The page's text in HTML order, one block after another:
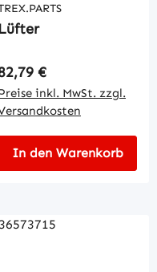
Lüfter
Preis:
€
inkl. MwSt. zzgl.
In den Warenkorb